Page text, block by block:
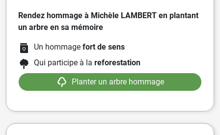
Rendez hommage à Michèle LAMBERT en plantant
un arbre en sa mémoire
Un hommage fort de sens
Qui participe à la reforestation
Planter un arbre hommage